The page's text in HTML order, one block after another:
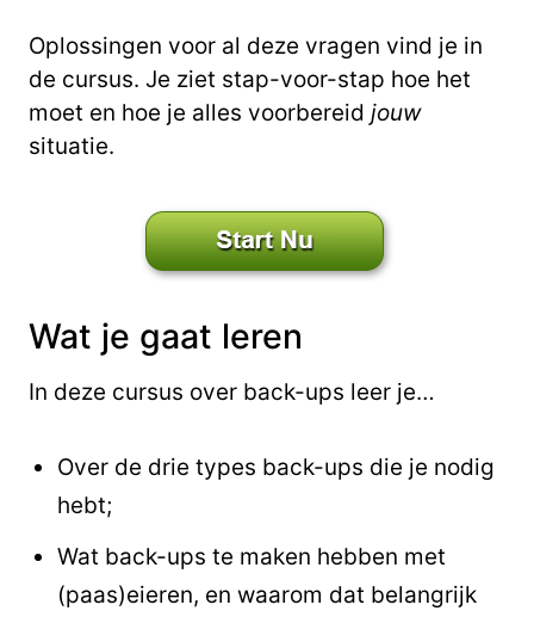
Oplossingen voor al deze vragen vind je in
de cursus. Je ziet stap-voor-stap hoe het
moet en hoe je alles voorbereid jouw
situatie.
Wat je gaat leren
In deze cursus over back-ups leer je…
Over de drie types back-ups die je nodig
hebt;
Wat back-ups te maken hebben met
(paas)eieren, en waarom dat belangrijk